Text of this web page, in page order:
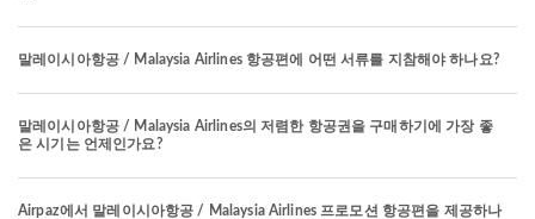
말레이시아항공 / Malaysia Airlines 항공편에 어떤 서류를 지참해야 하나요?
말레이시아항공 / Malaysia Airlines의 저렴한 항공권을 구매하기에 가장 좋
은 시기는 언제인가요?
Airpaz에서 말레이시아항공 / Malaysia Airlines 프로모션 항공편을 제공하나